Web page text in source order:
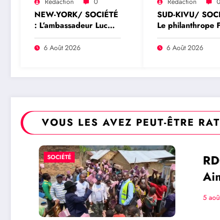
NEW-YORK/ SOCIÉTÉ
: L’ambassadeur Luc
Lusumba reçoit une
réponse du sénateur
programme Medicaid
6 Août 2026
SUD-KIVU/
Le philanthrope
Mwaka
distribue des
philanthrope
6 Août 2026
VOUS LES AVEZ PEUT-ÊTRE
POLITIQUE
RDC/ POLITIQUE :
Aimé Boji Sangara
plaide pour un
international afin de
5 août 2026 Rédaction